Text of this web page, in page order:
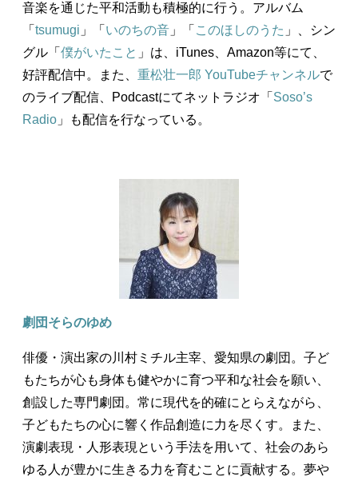
音楽を通じた平和活動も積極的に行う。アルバム
「 tsumugi 」「 いのちの音 」「 このほしのうた 」、シン
グル「 僕がいたこと 」は、iTunes、Amazon等にて、
好評配信中。また、 重松壮一郎 YouTubeチャンネルで
のライブ配信、Podcastにてネットラジオ「 Soso’s
Radio 」も配信を行なっている。
劇団そらのゆめ
俳優・演出家の川村ミチル主宰、愛知県の劇団。子ど
もたちが心も身体も健やかに育つ平和な社会を願い、
創設した専門劇団。常に現代を的確にとらえながら、
子どもたちの心に響く作品創造に力を尽くす。また、
演劇表現・人形表現という手法を用いて、社会のあら
ゆる人が豊かに生きる力を育むことに貢献する。夢や